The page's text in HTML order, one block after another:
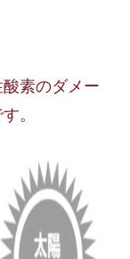
素のダメー
。